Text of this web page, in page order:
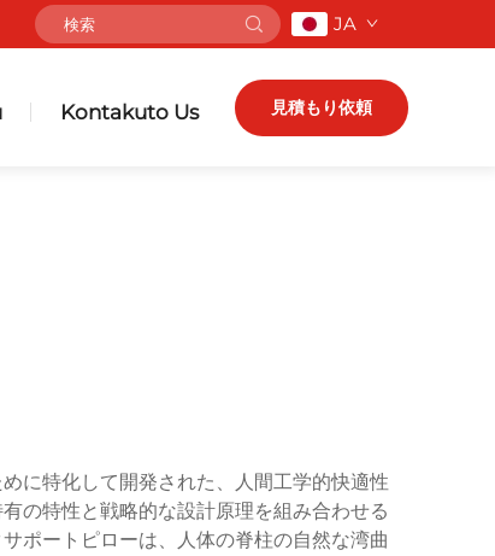
JA
Kontakuto Us 見積もり依頼
に特化して開発された、人間工学的快適性
の特性と戦略的な設計原理を組み合わせる
ポートピローは、人体の脊柱の自然な湾曲